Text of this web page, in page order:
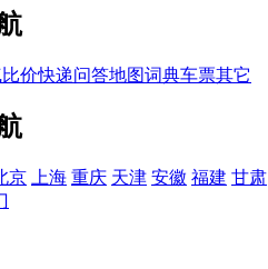
比价快递问答地图词典车票其它
京 上海 重庆 天津 安徽 福建 甘肃